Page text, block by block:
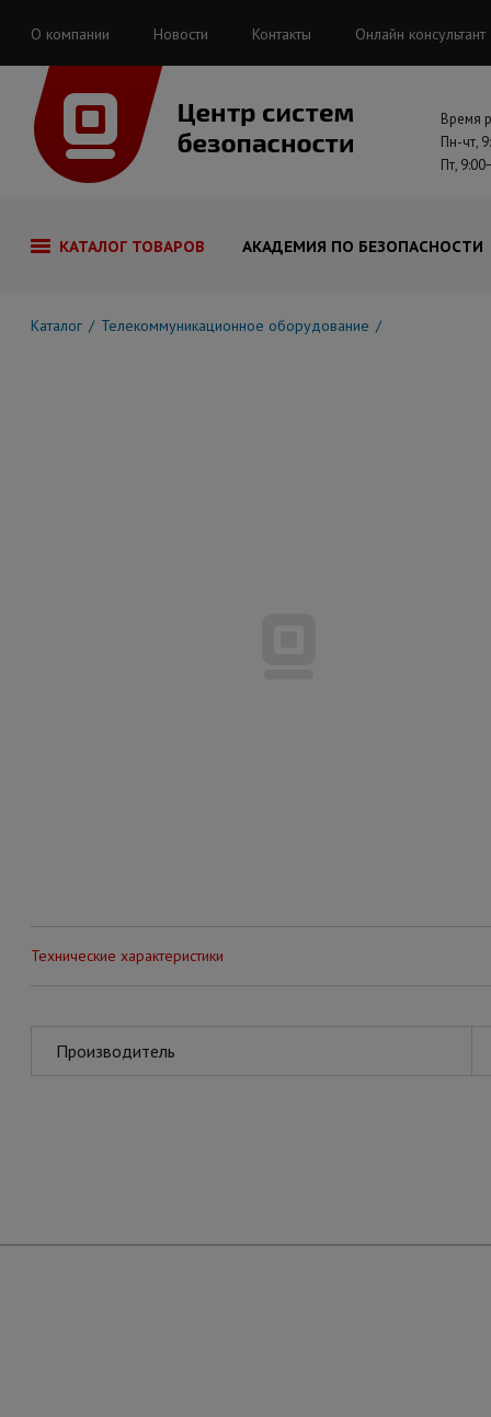
О компании Новости Контакты Онлайн консультант
Время
Пн-чт,
Пт,
КАТАЛОГ ТОВАРОВ АКАДЕМИЯ ПО БЕЗОПАСНОСТИ
Каталог Телекоммуникационное оборудование
Технические характеристики
Производитель